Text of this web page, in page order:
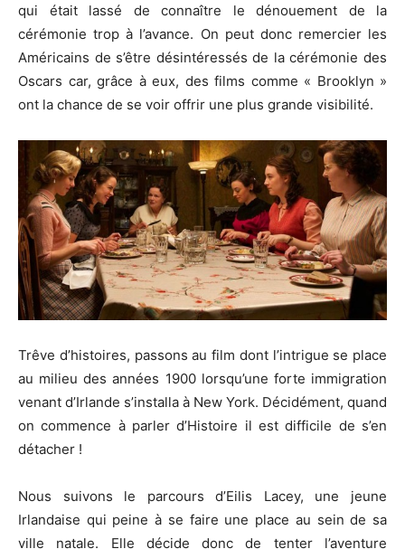
qui était lassé de connaître le dénouement de la
cérémonie trop à l’avance. On peut donc remercier les
Américains de s’être désintéressés de la cérémonie des
Oscars car, grâce à eux, des films comme « Brooklyn »
ont la chance de se voir offrir une plus grande visibilité.
Trêve d’histoires, passons au film dont l’intrigue se place
au milieu des années 1900 lorsqu’une forte immigration
venant d’Irlande s’installa à New York. Décidément, quand
on commence à parler d’Histoire il est difficile de s’en
détacher !
Nous suivons le parcours d’Eilis Lacey, une jeune
Irlandaise qui peine à se faire une place au sein de sa
ville natale. Elle décide donc de tenter l’aventure